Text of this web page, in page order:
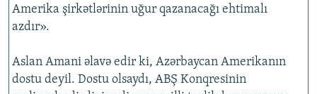
Amerika şirkətlərinin uğur qazanacağı ehtimalı
azdır».
Aslan Amani əlavə edir ki, Azərbaycan Amerikanın
dostu deyil. Dostu olsaydı, ABŞ Konqresinin